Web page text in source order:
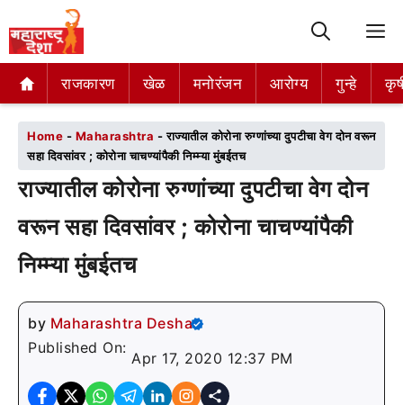
राजकारण खेळ मनोरंजन आरोग्य गुन्हे
राजकारण खेळ मनोरंजन आरोग्य गुन्हे
Home - Maharashtra -राज्यातील कोरोना रुग्णांच्या दुपटीचा वेग दोन वरून
सहा दिवसांवर ; कोरोना चाचण्यांपैकी निम्म्या मुंबईतच
राज्यातील कोरोना रुग्णांच्या दुपटीचा वेग दोन
वरून सहा दिवसांवर ; कोरोना चाचण्यांपैकी
निम्म्या मुंबईतच
by Maharashtra Desha
Published On:
Apr 17, 2020 12:37 PM